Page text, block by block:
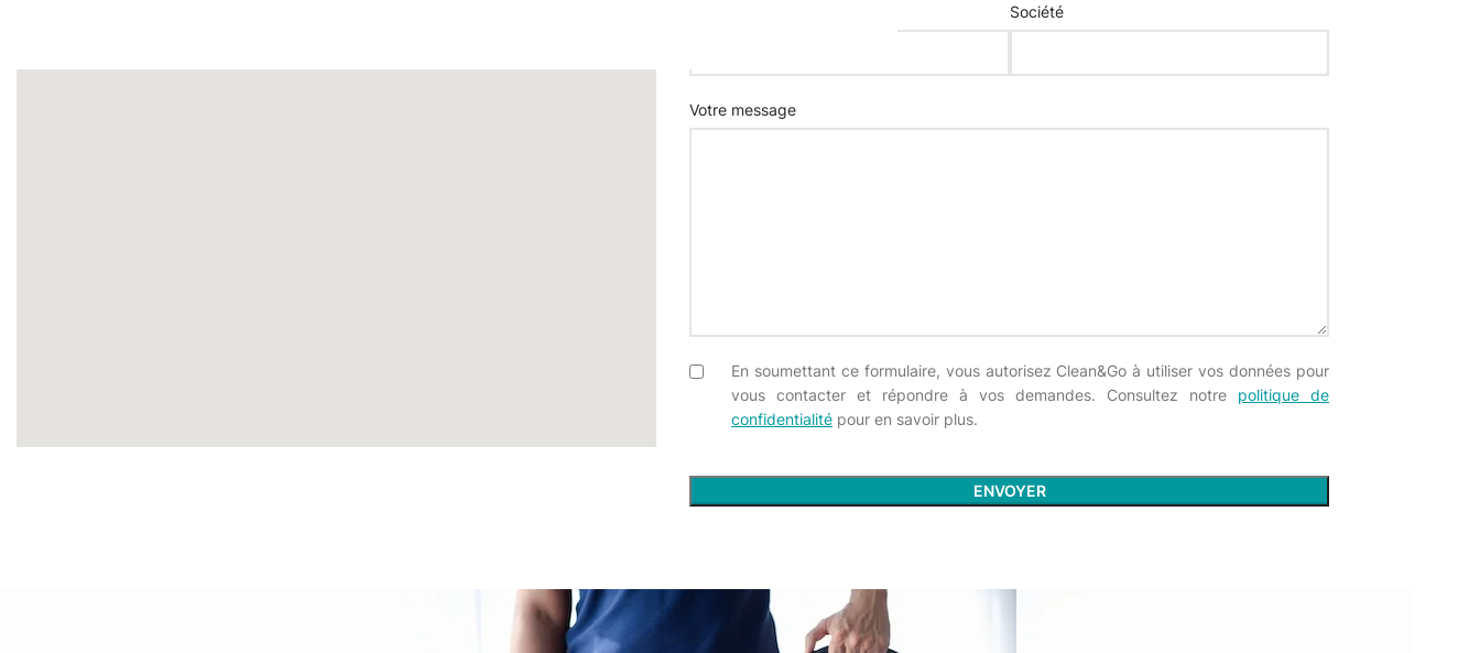
Société
Votre message
En soumettant ce formulaire, vous autorisez Clean&Go à utiliser vos données pour
vous contacter et répondre à vos demandes. Consultez notre politique de
confidentialité pour en savoir plus.